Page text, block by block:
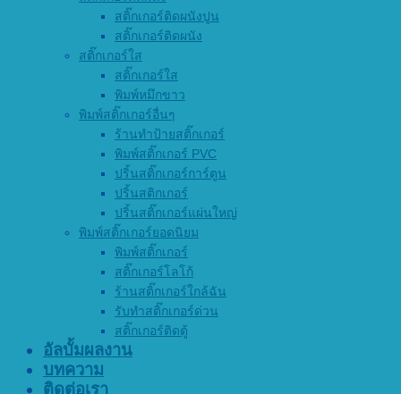
สติ๊กเกอร์ติดผนังปูน
สติ๊กเกอร์ติดผนัง
สติ๊กเกอร์ใส
สติ๊กเกอร์ใส
พิมพ์หมึกขาว
พิมพ์สติ๊กเกอร์อื่นๆ
ร้านทำป้ายสติ๊กเกอร์
พิมพ์สติ๊กเกอร์ PVC
ปริ้นสติ๊กเกอร์การ์ตูน
ปริ้นสติกเกอร์
ปริ้นสติ๊กเกอร์แผ่นใหญ่
พิมพ์สติ๊กเกอร์ยอดนิยม
พิมพ์สติ๊กเกอร์
สติ๊กเกอร์โลโก้
ร้านสติ๊กเกอร์ใกล้ฉัน
รับทำสติ๊กเกอร์ด่วน
สติ๊กเกอร์ติดตู้
อัลบั้มผลงาน
บทความ
ติดต่อเรา